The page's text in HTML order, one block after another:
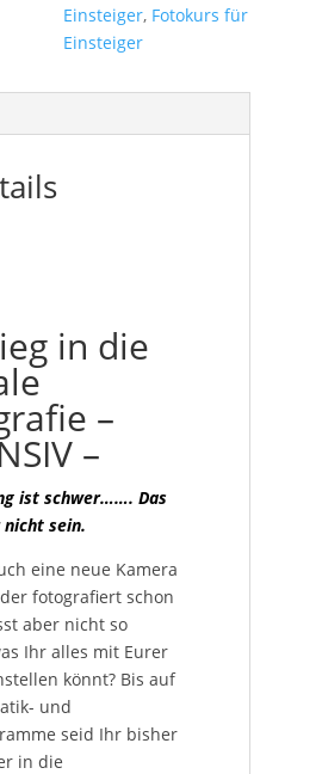
Einsteiger, Fotokurs für
Einsteiger
in die
–
–
ist schwer……. Das
sein.
eine neue Kamera
fotografiert schon
aber nicht so
Ihr alles mit Eurer
könnt? Bis auf
und
seid Ihr bisher
in die